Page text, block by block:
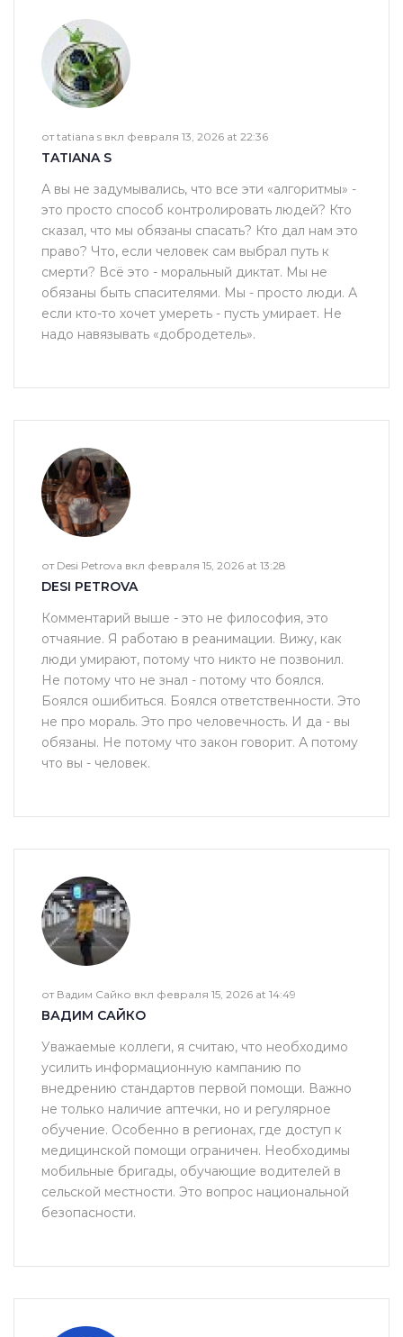
от tatiana s вкл февраля 13, 2026 at 22:36
TATIANA S
А вы не задумывались, что все эти «алгоритмы» -
это просто способ контролировать людей? Кто
сказал, что мы обязаны спасать? Кто дал нам это
право? Что, если человек сам выбрал путь к
смерти? Всё это - моральный диктат. Мы не
обязаны быть спасителями. Мы - просто люди. А
если кто-то хочет умереть - пусть умирает. Не
надо навязывать «добродетель».
от Desi Petrova вкл февраля 15, 2026 at 13:28
DESI PETROVA
Комментарий выше - это не философия, это
отчаяние. Я работаю в реанимации. Вижу, как
люди умирают, потому что никто не позвонил.
Не потому что не знал - потому что боялся.
Боялся ошибиться. Боялся ответственности. Это
не про мораль. Это про человечность. И да - вы
обязаны. Не потому что закон говорит. А потому
что вы - человек.
от Вадим Сайко вкл февраля 15, 2026 at 14:49
ВАДИМ САЙКО
Уважаемые коллеги, я считаю, что необходимо
усилить информационную кампанию по
внедрению стандартов первой помощи. Важно
не только наличие аптечки, но и регулярное
обучение. Особенно в регионах, где доступ к
медицинской помощи ограничен. Необходимы
мобильные бригады, обучающие водителей в
сельской местности. Это вопрос национальной
безопасности.